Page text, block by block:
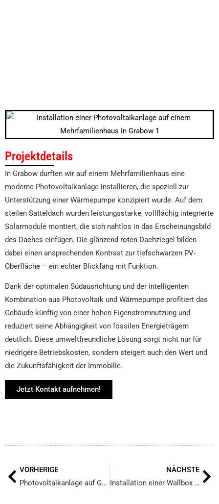
Projektdetails
In Grabow durften wir auf einem Mehrfamilienhaus eine
moderne Photovoltaikanlage installieren, die speziell zur
Unterstützung einer Wärmepumpe konzipiert wurde. Auf dem
steilen Satteldach wurden leistungsstarke, vollflächig integrierte
Solarmodule montiert, die sich nahtlos in das Erscheinungsbild
des Daches einfügen. Die glänzend roten Dachziegel bilden
dabei einen ansprechenden Kontrast zur tiefschwarzen PV-
Oberfläche – ein echter Blickfang mit Funktion.
Dank der optimalen Südausrichtung und der intelligenten
Kombination aus Photovoltaik und Wärmepumpe profitiert das
Gebäude künftig von einer hohen Eigenstromnutzung und
reduziert seine Abhängigkeit von fossilen Energieträgern
deutlich. Diese umweltfreundliche Lösung sorgt nicht nur für
niedrigere Betriebskosten, sondern steigert auch den Wert und
die Zukunftsfähigkeit der Immobilie.
Jetzt Kontakt aufnehmen!
VORHERIGE
Photovoltaikanlage auf Gewerbedach in Glinde
NÄCHSTE
Installation einer Wallbox in Neustadt-Glewe